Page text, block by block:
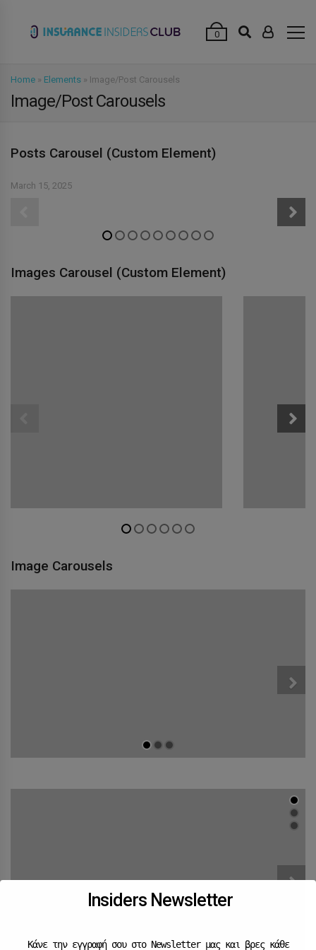
0
Home » Elements » Image/Post Carousels
Image/Post Carousels
Posts Carousel (Custom Element)
March 15, 2025
Images Carousel (Custom Element)
Image Carousels
Insiders Newsletter
Κάνε την εγγραφή σου στο Newsletter μας και βρες κάθε